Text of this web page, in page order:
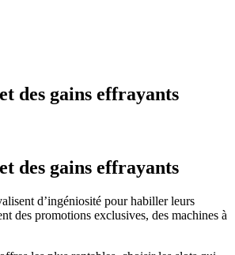
des gains effrayants
des gains effrayants
d’ingéniosité pour habiller leurs
des promotions exclusives, des machines à